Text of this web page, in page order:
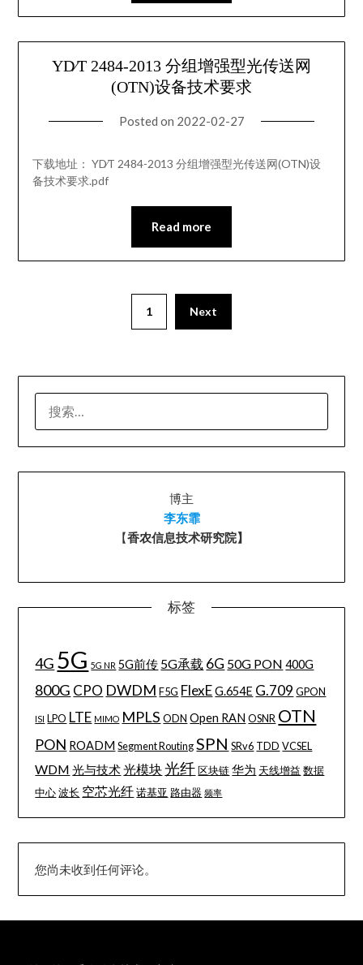
YD∕T 2484-2013 分组增强型光传送网
(OTN)设备技术要求
Posted on 2022-02-27
下载地址： YD∕T 2484-2013 分组增强型光传送网(OTN)设
备技术要求.pdf
Read more
1 Next
索：
博主
李东霏
【香农信息技术研究院】
标签
4G 5G 5G NR 5G前传 5G承载 6G 50G PON 400G
800G CPO DWDM F5G FlexE G.654E G.709 GPON
ISI LPO LTE MIMO MPLS ODN Open RAN OSNR OTN
PON ROADM Segment Routing SPN SRv6 TDD VCSEL
WDM 光与技术 光模块光纤 区块链 华为 天线增益 数据
中心 波长 空芯光纤 诺基亚 路由器 频率
您尚未收到任何评论。